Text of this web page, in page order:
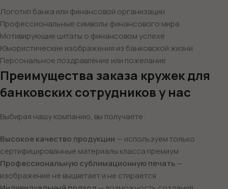
Логотип банка или финансовой организации
Профессиональные символы финансового мира
Мотивирующие цитаты о финансовом успехе
Юмористические изображения из банковской жизни
Персональное поздравление или пожелание
Преимущества заказа кружек для
банковских сотрудников у нас
Выбирая нашу компанию, вы получаете:
Высокое качество продукции — используем только
сертифицированные материалы класса премиум
Профессиональную сублимационную печать—
изображение не выцветает и не стирается